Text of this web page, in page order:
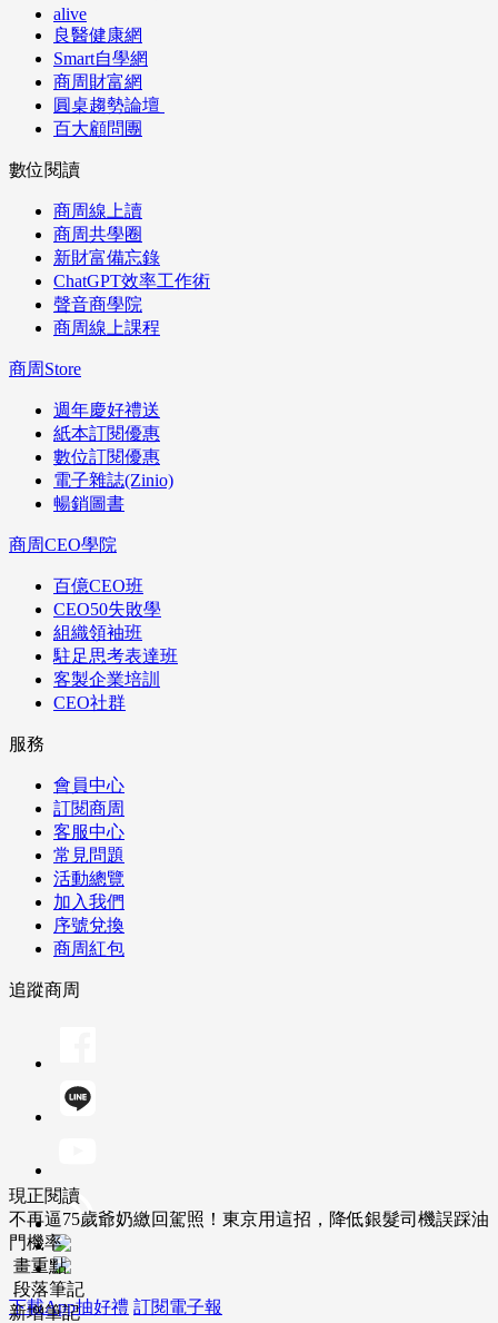
alive
良醫健康網
Smart自學網
商周財富網
圓桌趨勢論壇
百大顧問團
數位閱讀
商周線上讀
商周共學圈
新財富備忘錄
ChatGPT效率工作術
聲音商學院
商周線上課程
商周Store
週年慶好禮送
紙本訂閱優惠
數位訂閱優惠
電子雜誌(Zinio)
暢銷圖書
商周CEO學院
百億CEO班
CEO50失敗學
組織領袖班
駐足思考表達班
客製企業培訓
CEO社群
服務
會員中心
訂閱商周
客服中心
常見問題
活動總覽
加入我們
序號兌換
商周紅包
追蹤商周
下載App抽好禮 訂閱電子報
現正閱讀
不再逼75歲爺奶繳回駕照！東京用這招，降低銀髮司機誤踩油
門機率
畫重點
段落筆記
新增筆記